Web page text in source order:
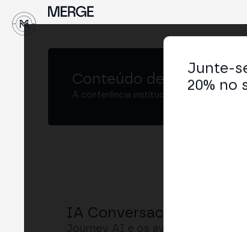
Conteúdo de MERGE
A conferência institucional de cripto e
IA Conversacional na
Junte-
20% no